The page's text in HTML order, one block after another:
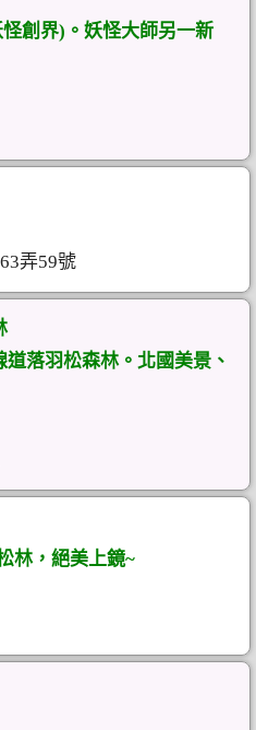
怪創界)。妖怪大師另一新
弄59號
道落羽松森林。北國美景、
林，絕美上鏡~